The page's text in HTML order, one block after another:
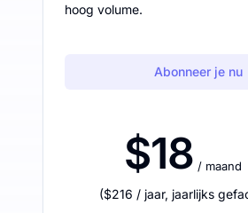
hoog volume.
Abonneer je nu
$18 / maand
($216 / jaar, jaarlijks